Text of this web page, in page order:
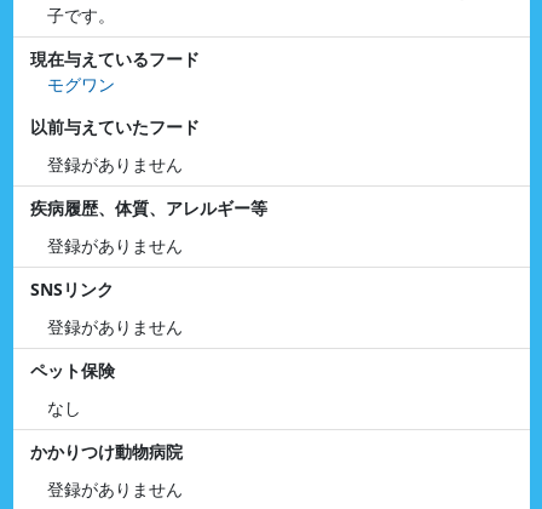
子です。
現在与えているフード
モグワン
以前与えていたフード
登録がありません
疾病履歴、体質、アレルギー等
登録がありません
SNSリンク
登録がありません
ペット保険
なし
かかりつけ動物病院
登録がありません